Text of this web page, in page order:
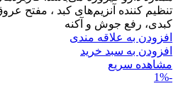
بود.
است.
تنظیم کننده آنزیم‌های کبد ، مفتح
کبدی، رفع جوش و آکنه
افزودن به علاقه مندی
افزودن به سبد خرید
مشاهده سریع
-1%